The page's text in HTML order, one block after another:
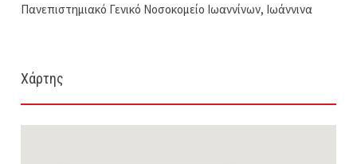
Πανεπιστημιακό Γενικό Νοσοκομείο Ιωαννίνων, Ιωάννινα
Χάρτης